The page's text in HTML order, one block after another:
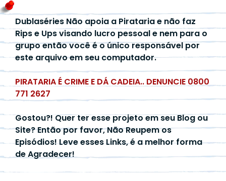
Dublaséries Não apoia a Pirataria e não faz
Rips e Ups visando lucro pessoal e nem para o
grupo então você é o único responsável por
este arquivo em seu computador.
PIRATARIA É CRIME E DÁ CADEIA.. DENUNCIE 0800
771 2627
Gostou?! Quer ter esse projeto em seu Blog ou
Site? Então por favor, Não Reupem os
Episódios! Leve esses Links, é a melhor forma
de Agradecer!